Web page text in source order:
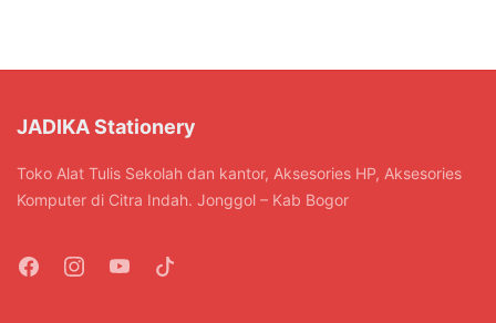
JADIKA Stationery
Toko Alat Tulis Sekolah dan kantor, Aksesories HP, Aksesories
Komputer di Citra Indah. Jonggol – Kab Bogor